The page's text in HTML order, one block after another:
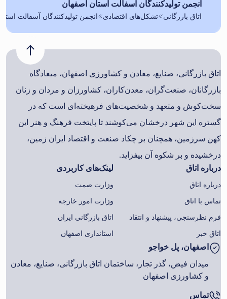
انجمن تولیدکنندگان آسفالت استان اصفهان
اتاق بازرگانی تشکل‌های اقتصادی انجمن تولیدکنندگان آسفالت
اتاق بازرگانی، صنایع، معادن و کشاورزی اصفهان، میعادگاه
بازرگانان، صنعت‌گران، معدن‌کاران، کشاورزان و مردان و زنان
سخت‌کوش و متعهد و شخصیت‌های فرهیخته‌ای است که در
گستره این شهر درخشان می‌کوشند تا پایتخت فرهنگ و هنر این
کهن سرزمین، همچنان بر چکاد صنعت و اقتصاد ایران زمین،
درخشیده و بر شکوه آن بیفزاید.
درباره اتاق
درباره اتاق
تماس با اتاق
فرم نظرسنجی، پیشنهاد و انتقاد
اتاق خبر
لینک‌های کاربردی
وزارت صمت
وزارت امور خارجه
اتاق بازرگانی ایران
استانداری اصفهان
اصفهان، پل خواجو
میدان فیض، گذر تجار، ساختمان اتاق بازرگانی، صنایع، معادن
و کشاورزی اصفهان
تماس